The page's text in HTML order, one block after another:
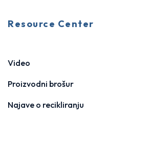
Resource Center
Video
Proizvodni brošur
Najave o recikliranju